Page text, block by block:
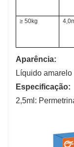
≥ 50kg
Aparência:
Líquido
Especificação:
2,5ml: